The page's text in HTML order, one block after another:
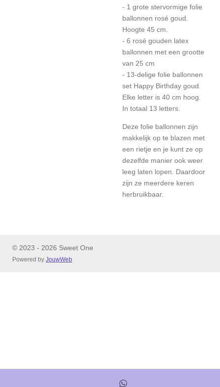
- 1 grote stervormige folie
ballonnen rosé goud.
Hoogte 45 cm.
- 6 rosé gouden latex
ballonnen met een grootte
van 25 cm
- 13-delige folie ballonnen
set Happy Birthday goud.
Elke letter is 40 cm hoog.
In totaal 13 letters.
Deze folie ballonnen zijn
makkelijk op te blazen met
een rietje en je kunt ze op
dezelfde manier ook weer
leeg laten lopen. Daardoor
zijn ze meerdere keren
herbruikbaar.
© 2023 - 2026 Sweet One
Powered by JouwWeb